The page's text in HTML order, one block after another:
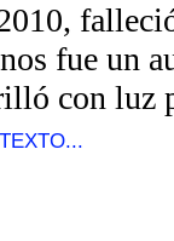
fue un
con luz